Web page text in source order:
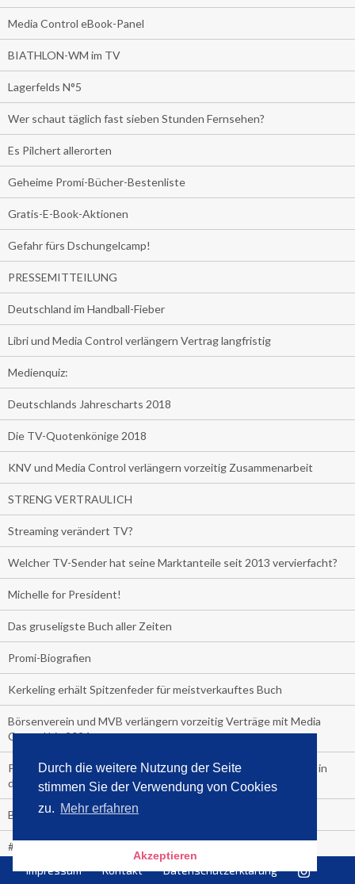
Durch die weitere Nutzung der Seite
stimmen Sie der Verwendung von Cookies
zu. Mehr erfahren
Akzeptieren
Media Control eBook-Panel
BIATHLON-WM im TV
Lagerfelds N°5
Wer schaut täglich fast sieben Stunden Fernsehen?
Es Pilchert allerorten
Geheime Promi-Bücher-Bestenliste
Gratis-E-Book-Aktionen
Gefahr fürs Dschungelcamp!
PRESSEMITTEILUNG
Deutschland im Handball-Fieber
Libri und Media Control verlängern Vertrag langfristig
Medienquiz:
Deutschlands Jahrescharts 2018
Die TV-Quotenkönige 2018
KNV und Media Control verlängern vorzeitig Zusammenarbeit
STRENG VERTRAULICH
Streaming verändert TV?
Welcher TV-Sender hat seine Marktanteile seit 2013 vervierfacht?
Michelle for President!
Das gruseligste Buch aller Zeiten
Promi-Biografien
Kerkeling erhält Spitzenfeder für meistverkauftes Buch
Börsenverein und MVB verlängern vorzeitig Verträge mit Media
Control bis 2024
PocketBook, Ceebo und Umbreit bringen Hörbuch-Downloads in
die Cloud
Bella Bella
#1-Bestseller: "Das ist Alpha!" von Kollegah
Hammer! "Fear: Trump in the White House" (auf Englisch) von
Impressum Kontakt Datenschutzerklärung